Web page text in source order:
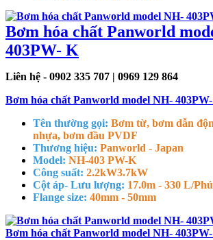
Bơm hóa chất Panworld
403PW- K
Liên hệ - 0902 335 707 | 0969 129 864
Bơm hóa chất Panworld model NH-
Tên thường gọi: Bơm từ, bơm dẫn
nhựa, bơm đầu PVDF
Thương hiệu: Panworld - Japan
Model: NH-403 PW-K
Công suất: 2.2kW3.7kW
Cột áp- Lưu lượng: 17.0m - 330 L/
Flange size: 40mm - 50mm
Bơm hóa chất Panworld model NH-